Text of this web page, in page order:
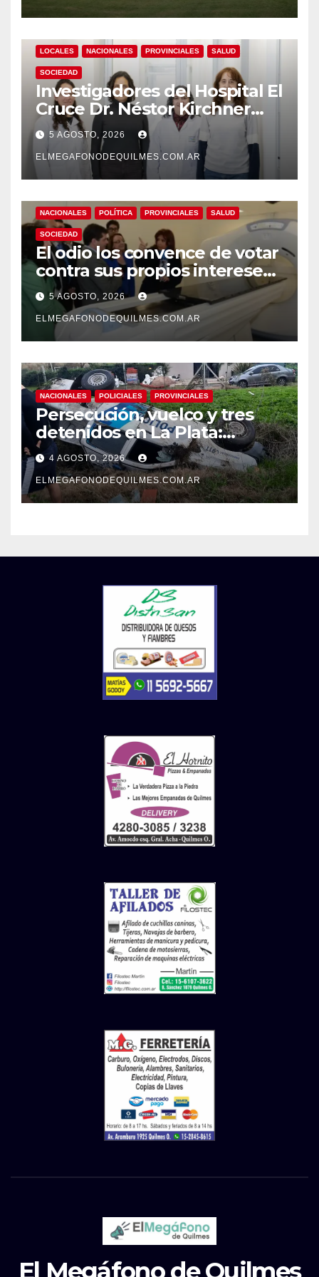
LOCALES NACIONALES PROVINCIALES SALUD
SOCIEDAD
Investigadores del Hospital El
Cruce Dr. Néstor Kirchner
desarrollan un estudio
pionero sobre el
envejecimiento cerebral y las
demencias
5 AGOSTO, 2026
ELMEGAFONODEQUILMES.COM.AR
NACIONALES POLÍTICA PROVINCIALES SALUD
SOCIEDAD
El odio los convence de votar
contra sus propios intereses.
Una Sociedad atrapada en la
grieta
5 AGOSTO, 2026
ELMEGAFONODEQUILMES.COM.AR
NACIONALES POLICIALES PROVINCIALES
Persecución, vuelco y tres
detenidos en La Plata:
recuperaron motos robadas
tras un operativo policial
4 AGOSTO, 2026
ELMEGAFONODEQUILMES.COM.AR